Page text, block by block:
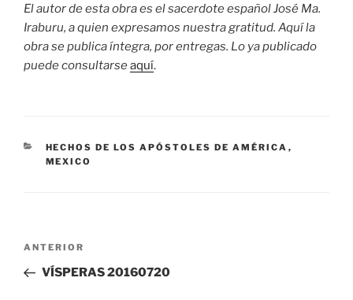
El autor de esta obra es el sacerdote español José Ma.
Iraburu, a quien expresamos nuestra gratitud. Aquí la
obra se publica íntegra, por entregas. Lo ya publicado
puede consultarseaquí.
CATEGORÍAS
HECHOS DE LOS APÓSTOLES DE AMÉRICA ,
MEXICO
Navegación
entradas
Entrada
anterior:
ANTERIOR
VÍSPERAS 20160720